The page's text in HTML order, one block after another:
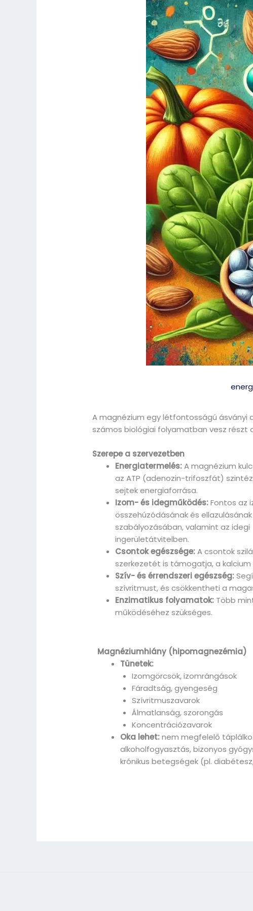
A magnézium egy létfontosságú ásványi
számos biológiai folyamatban vesz részt
Szerepe a szervezetben
Energiatermelés:A magnézium
az ATP (adenozin-trifoszfát)
sejtek energiaforrása.
Izom- és idegműködés:Fontos az
összehúzódásának és ellazulásának
szabályozásában, valamint az idegi
ingerületátvitelben.
Csontok egészsége:A csontok
szerkezetét is támogatja, a
Szív- és érrendszeri egészség:
szívritmust, és csökkentheti a
Enzimatikus folyamatok: Több
működéséhez szükséges.
Magnéziumhiány (hipomagnezémia)
Tünetek:
Izomgörcsök, izomrángások
Fáradtság, gyengeség
Szívritmuszavarok
Álmatlanság, szorongás
Koncentrációzavarok
Oka lehet:nem megfelelő
alkoholfogyasztás, bizonyos
krónikus betegségek (pl.